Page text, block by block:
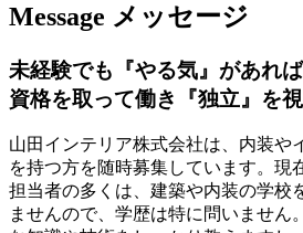
Message メッセージ
未経験でも『やる気』があれ
資格を取って働き『独立』を
山田インテリア株式会社は、内装や
を持つ方を随時募集しています。現
担当者の多くは、建築や内装の学校
ませんので、学歴は特に問いません